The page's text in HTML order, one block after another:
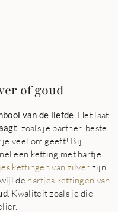
of goud
van de liefde . Het laat
, zoals je partner, beste
je veel om geeft! Bij
een ketting met hartje
kettingen van zilver zijn
de hartjes kettingen van
. Kwaliteit zoals je die